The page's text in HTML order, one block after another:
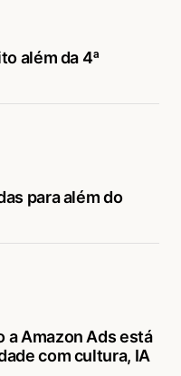
além da 4ª
para além do
a Amazon Ads está
com cultura, IA